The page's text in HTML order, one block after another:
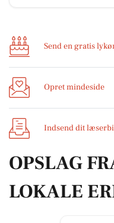
Send en gratis
Opret mindeside
Indsend dit
OPSLAG
LOKALE